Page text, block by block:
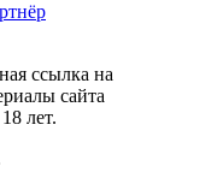
ссылка на
сайта
лет.